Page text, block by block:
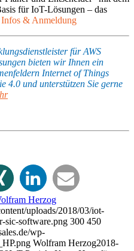
für IoT-Lösungen – das
Infos & Anmeldung
für AWS
bieten wir Ihnen ein
Internet of Things
4.0 und unterstützen Sie gerne
Herzog
uploads/2018/03/iot-
sic-software.png 300 450
wp-
Wolfram Herzog2018-